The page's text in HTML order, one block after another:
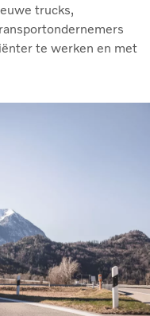
trucks,
te werken en met